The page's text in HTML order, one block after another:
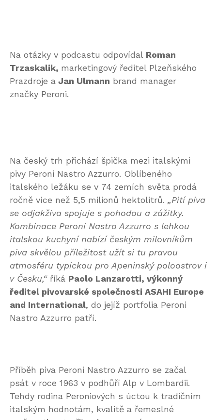
Na otázky v podcastu odpovídal Roman
Trzaskalik, marketingový ředitel Plzeňského
Prazdroje a Jan Ulmann brand manager
značky Peroni.
Na český trh přichází špička mezi italskými
pivy Peroni Nastro Azzurro. Oblíbeného
italského ležáku se v 74 zemích světa prodá
ročně více než 5,5 milionů hektolitrů. „Pití piva
se odjakživa spojuje s pohodou a zážitky.
Kombinace Peroni Nastro Azzurro s lehkou
italskou kuchyní nabízí českým milovníkům
piva skvělou příležitost užít si tu pravou
atmosféru typickou pro Apeninský poloostrov i
v Česku,“ říká Paolo Lanzarotti, výkonný
ředitel pivovarské společnosti ASAHI Europe
and International, do jejíž portfolia Peroni
Nastro Azzurro patří.
Příběh piva Peroni Nastro Azzurro se začal
psát v roce 1963 v podhůří Alp v Lombardii.
Tehdy rodina Peroniových s úctou k tradičním
italským hodnotám, kvalitě a řemeslné